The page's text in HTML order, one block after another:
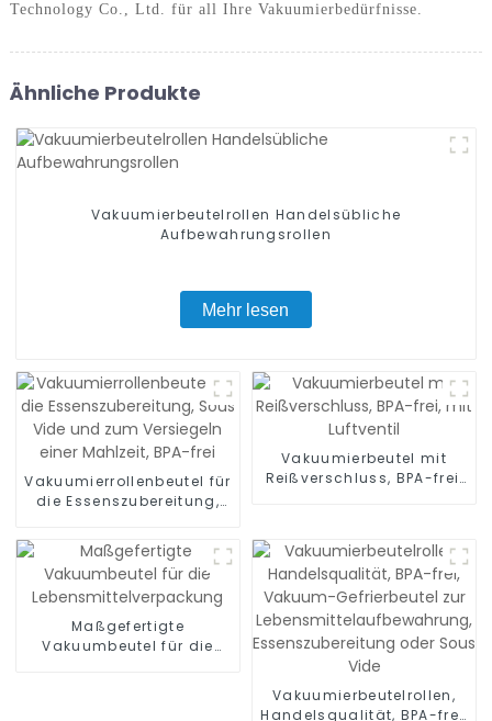
Technology Co., Ltd. für all Ihre Vakuumierbedürfnisse.
Ähnliche Produkte
Vakuumierbeutelrollen Handelsübliche
Aufbewahrungsrollen
Mehr lesen
Vakuumierrollenbeutel für
die Essenszubereitung,
Versiegeln einer Mahlzeit,
BPA-frei
Vakuumierbeutel mit
Reißverschluss, BPA-frei,
Maßgefertigte
Vakuumbeutel für die
Vakuumierbeutelrollen,
Handelsqualität, BPA-frei,